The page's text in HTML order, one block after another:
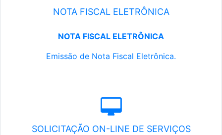
NOTA FISCAL ELETRÔNICA
NOTA FISCAL ELETRÔNICA
Emissão de Nota Fiscal Eletrônica.
SOLICITAÇÃO ON-LINE DE SERVIÇOS